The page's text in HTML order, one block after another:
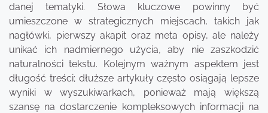
danej tematyki. Słowa kluczowe powinny być
umieszczone w strategicznych miejscach, takich jak
nagłówki, pierwszy akapit oraz meta opisy, ale należy
unikać ich nadmiernego użycia, aby nie zaszkodzić
naturalności tekstu. Kolejnym ważnym aspektem jest
długość treści; dłuższe artykuły często osiągają lepsze
wyniki w wyszukiwarkach, ponieważ mają większą
szansę na dostarczenie kompleksowych informacji na